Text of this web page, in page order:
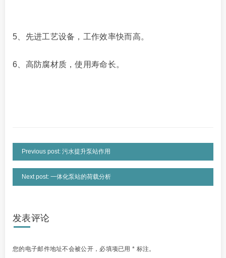
5、先进工艺设备，工作效率快而高。
6、高防腐材质，使用寿命长。
Previous post: 污水提升泵站作用
Next post: 一体化泵站的荷载分析
发表评论
您的电子邮件地址不会被公开， 必填项已用* 标注。